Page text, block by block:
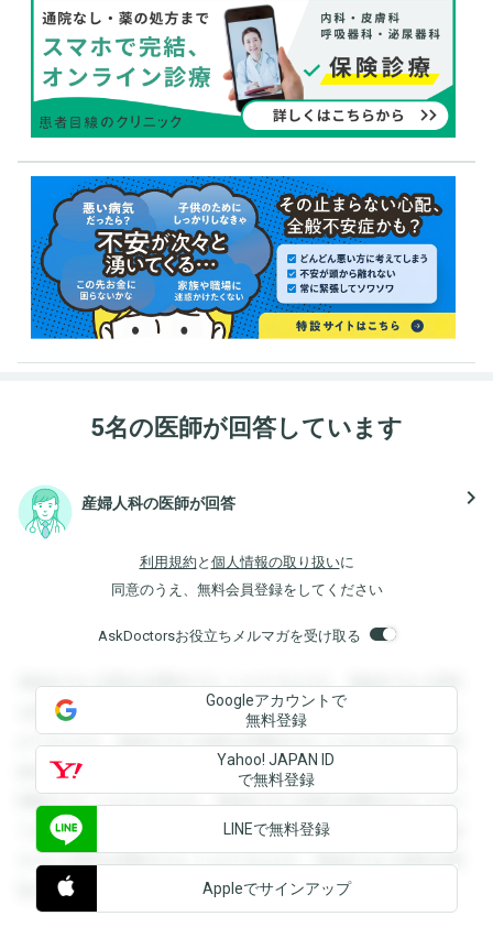
5名の医師が回答しています
産婦人科の医師が回答 navigate_next
利用規約 と 個人情報の取り扱いに
同意のうえ、無料会員登録をしてください
AskDoctorsお役立ちメルマガを受け取る
登録すると回答を閲覧することができます。登録すると回答
を閲覧することができます。登録すると回答を閲覧すること
ができます。登録すると回答を閲覧することができます。登
録すると回答を閲覧することができます。登録すると回答を
閲覧することができます。登録すると回答を閲覧することが
できます。登録すると回答を閲覧することができます。登録
すると回答を閲覧することができます。登録すると回答を閲
覧することができます。
Googleアカウントで
無料登録
Yahoo! JAPAN ID
で無料登録
LINEで無料登録
Appleでサインアップ